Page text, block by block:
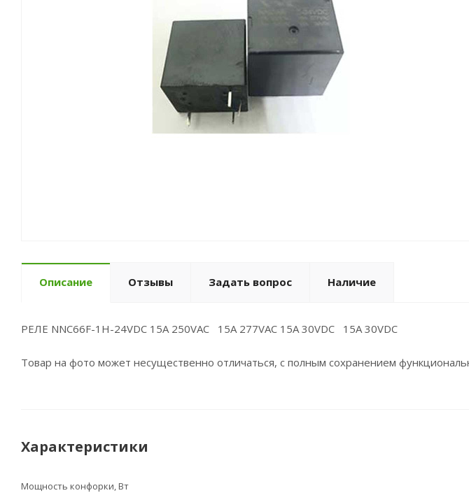
Описание Отзывы Задать вопрос Наличие
РЕЛЕ NNC66F-1H-24VDC 15A 250VAC 15A 277VAC 15A 30VDC 15A 30VDC
Товар на фото может несущественно отличаться, с полным сохранением
Характеристики
Мощность конфорки, Вт